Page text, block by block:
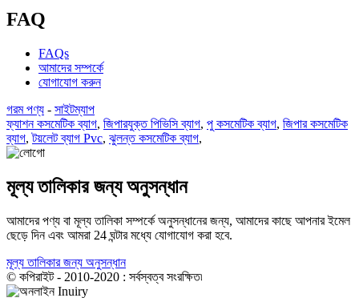
FAQ
FAQs
আমাদের সম্পর্কে
যোগাযোগ করুন
গরম পণ্য - সাইটম্যাপ
ফ্যাশন কসমেটিক ব্যাগ, জিপারযুক্ত পিভিসি ব্যাগ, পু কসমেটিক ব্যাগ, জিপার কসমেটিক
ব্যাগ,টয়লেট ব্যাগ Pvc, ঝুলন্ত কসমেটিক ব্যাগ,
মূল্য তালিকার জন্য অনুসন্ধান
আমাদের পণ্য বা মূল্য তালিকা সম্পর্কে অনুসন্ধানের জন্য, আমাদের কাছে আপনার ইমেল
ছেড়ে দিন এবং আমরা 24 ঘন্টার মধ্যে যোগাযোগ করা হবে.
মূল্য তালিকার জন্য অনুসন্ধান
© কপিরাইট - 2010-2020 : সর্বস্বত্ব সংরক্ষিত৷